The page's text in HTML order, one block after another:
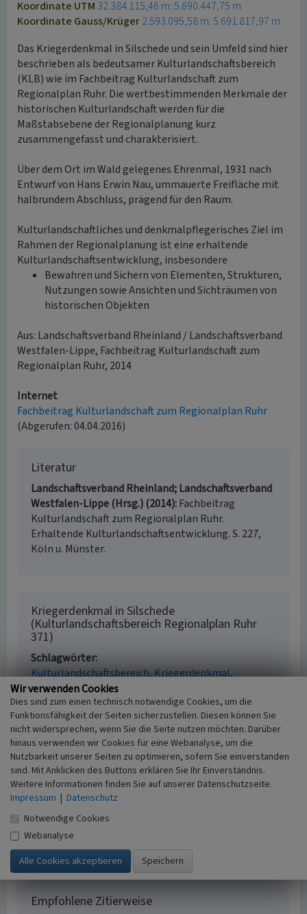
Koordinate UTM 32.384.115,46 m: 5.690.447,75 m
Koordinate Gauss/Krüger2.593.095,58 m: 5.691.817,97 m
Das Kriegerdenkmal in Silschede und sein Umfeld sind hier
beschrieben als bedeutsamer Kulturlandschaftsbereich
(KLB) wie im Fachbeitrag Kulturlandschaft zum
Regionalplan Ruhr. Die wertbestimmenden Merkmale der
historischen Kulturlandschaft werden für die
Maßstabsebene der Regionalplanung kurz
zusammengefasst und charakterisiert.
Über dem Ort im Wald gelegenes Ehrenmal, 1931 nach
Entwurf von Hans Erwin Nau, ummauerte Freifläche mit
halbrundem Abschluss, prägend für den Raum.
Kulturlandschaftliches und denkmalpflegerisches Ziel im
Rahmen der Regionalplanung ist eine erhaltende
Kulturlandschaftsentwicklung, insbesondere
Bewahren und Sichern von Elementen, Strukturen,
Nutzungen sowie Ansichten und Sichträumen von
historischen Objekten
Aus: Landschaftsverband Rheinland / Landschaftsverband
Westfalen-Lippe, Fachbeitrag Kulturlandschaft zum
Regionalplan Ruhr, 2014
Internet
Fachbeitrag Kulturlandschaft zum Regionalplan Ruhr
(Abgerufen: 04.04.2016)
Literatur
Landschaftsverband Rheinland; Landschaftsverband
Westfalen-Lippe (Hrsg.) (2014) Fachbeitrag
Kulturlandschaft zum Regionalplan Ruhr.
Erhaltende Kulturlandschaftsentwicklung. S. 227,
Köln u. Münster.
Kriegerdenkmal in Silschede
(Kulturlandschaftsbereich Regionalplan Ruhr
371)
Schlagwörter
Kulturlandschaftsbereich Kriegerdenkmal
Ehrenmal
Fachsicht(en)
Kulturlandschaftspflege, Archäologie,
Denkmalpflege, Landeskunde, Raumplanung
Erfassungsmaßstab
i.d.R. 1:25.000 (kleiner als 1:20.000)
Erfassungsmethode
Geländebegehung/-kartierung, Archivauswertung,
Historischer Zeitraum
Beginn 2012
Empfohlene Zitierweise
Wir verwenden Cookies
Dies sind zum einen technisch notwendige Cookies, um die
Funktionsfähigkeit der Seiten sicherzustellen. Diesen können Sie
nicht widersprechen, wenn Sie die Seite nutzen möchten. Darüber
hinaus verwenden wir Cookies für eine Webanalyse, um die
Nutzbarkeit unserer Seiten zu optimieren, sofern Sie einverstanden
sind. Mit Anklicken des Buttons erklären Sie Ihr Einverständnis.
Weitere Informationen finden Sie auf unserer Datenschutzseite.
Impressum | Datenschutz
Notwendige Cookies
Webanalyse